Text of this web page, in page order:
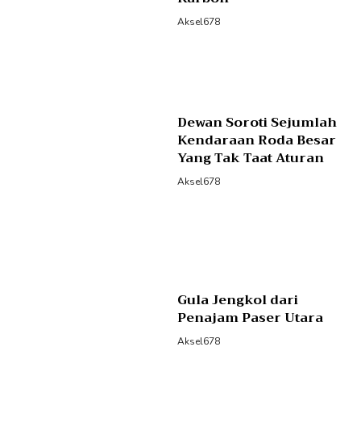
Aksel678
Dewan Soroti Sejumlah
Kendaraan Roda Besar
Yang Tak Taat Aturan
Aksel678
Gula Jengkol dari
Penajam Paser Utara
Aksel678